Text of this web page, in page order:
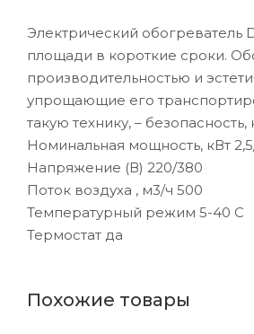
Электрический
площади в короткие сроки.
производительностью и
упрощающие его
такую технику, –
Номинальная мощность, кВт
Напряжение (В) 220/380
Поток воздуха , м3/ч 500
Температурный режим 5-40 С
Термостат да
Похожие товары